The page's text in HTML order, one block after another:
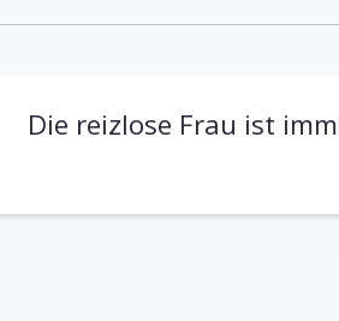
Die reizlose Frau ist